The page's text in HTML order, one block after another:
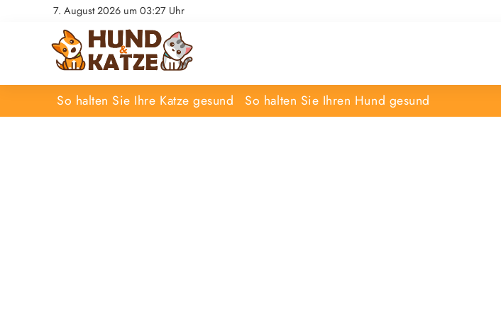
7. August 2026 um 03:27 Uhr
So halten Sie Ihre Katze gesund So halten Sie Ihren Hund gesund